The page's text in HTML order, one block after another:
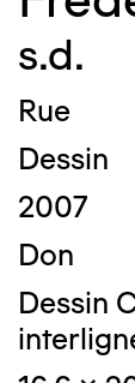
s.d.
Rue
Dessin
2007
Don
Dessin